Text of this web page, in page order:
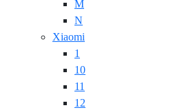
M
N
Xiaomi
1
10
11
12